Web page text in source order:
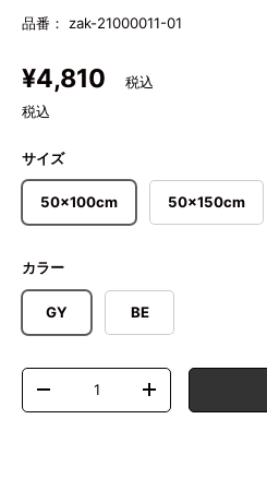
品番： zak-21000011-01
定価
¥4,810
税込
サイズ
50×100cm 50×150cm
カラー
GY BE
数量
数量を減らす
数量を増やす